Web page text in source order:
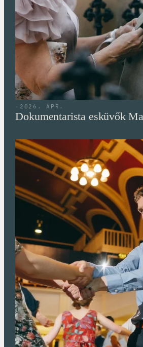
· 2026. ÁPR.
Dokumentarista esküvők